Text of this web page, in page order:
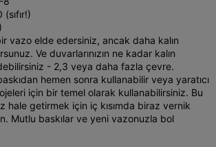
vazo elde edersiniz, ancak daha kalın
Ve duvarlarınızın ne kadar kalın
- 2,3 veya daha fazla çevre.
hemen sonra kullanabilir veya yaratıcı
için bir temel olarak kullanabilirsiniz. Bu
hale getirmek için iç kısımda biraz vernik
Mutlu baskılar ve yeni vazonuzla bol